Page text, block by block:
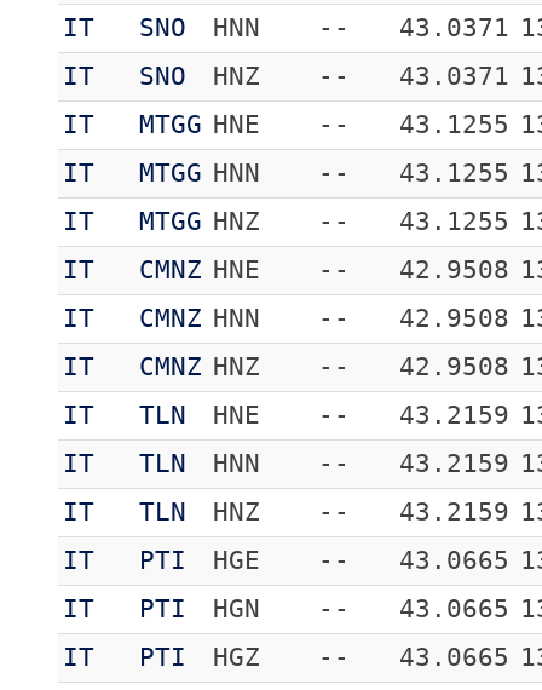
IT
SNO HNN -- 43.0371
IT
SNO HNZ -- 43.0371
IT
MTGG HNE -- 43.1255
IT
MTGG HNN -- 43.1255
IT
MTGG HNZ -- 43.1255
IT
CMNZ HNE -- 42.9508
IT
CMNZ HNN -- 42.9508
IT
CMNZ HNZ -- 42.9508
IT
TLN HNE -- 43.2159
IT
TLN HNN -- 43.2159
IT
TLN HNZ -- 43.2159
IT
PTI HGE -- 43.0665
IT
PTI HGN -- 43.0665
IT
PTI HGZ -- 43.0665